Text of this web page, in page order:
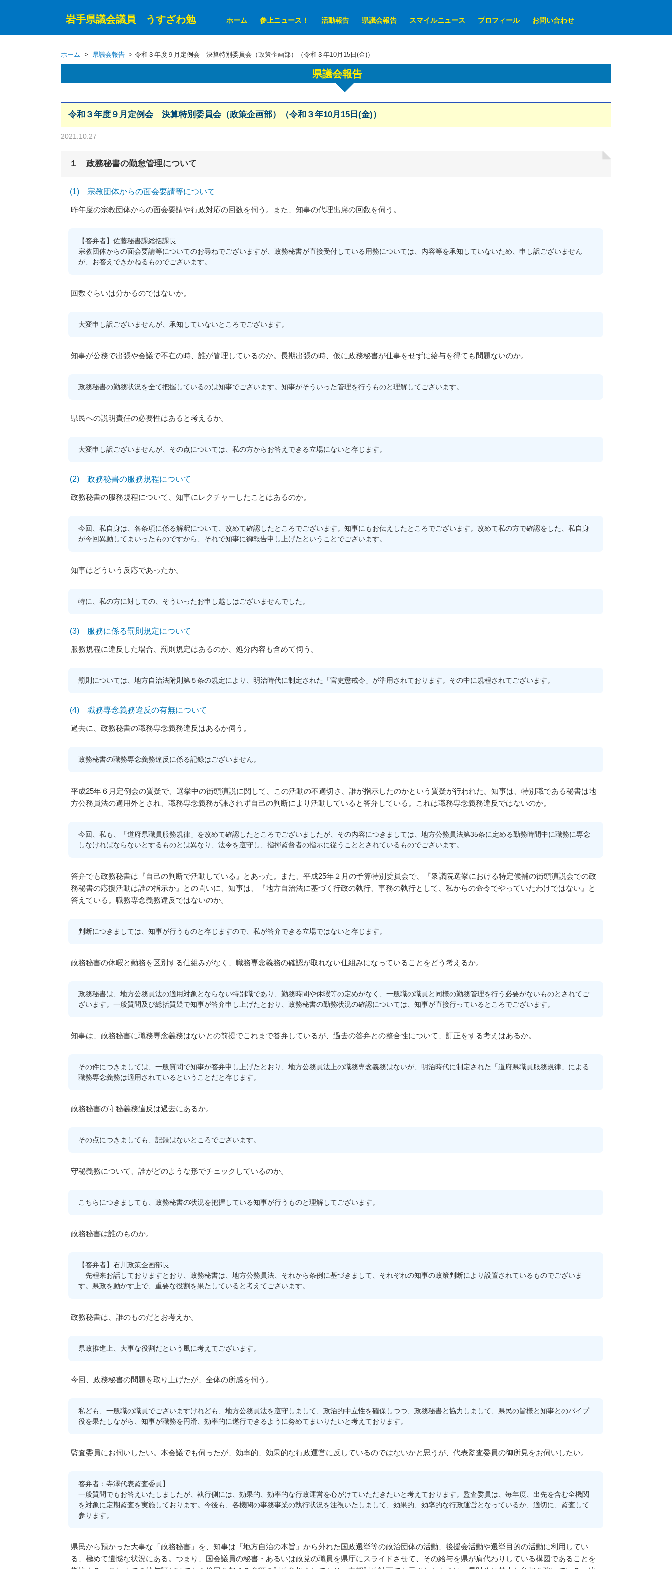
岩手県議会議員 うすざわ勉 ホーム 参上ニュース！ 活動報告 県議会報告 スマイルニュース プロフィール お問い合わせ
ホーム > 県議会報告 > 令和３年度９月定例会 決算特別委員会（政策企画部）（令和３年10月15日(金)）
県議会報告
令和３年度９月定例会 決算特別委員会（政策企画部）（令和３年10月15日(金)）
2021.10.27
１ 政務秘書の勤怠管理について
(1) 宗教団体からの面会要請等について
昨年度の宗教団体からの面会要請や行政対応の回数を伺う。また、知事の代理出席の回数を伺う。
【答弁者】佐藤秘書課総括課長
宗教団体からの面会要請等についてのお尋ねでございますが、政務秘書が直接受付している用務については、内容等を承知していないため、申し訳ございません
が、お答えできかねるものでございます。
回数ぐらいは分かるのではないか。
大変申し訳ございませんが、承知していないところでございます。
知事が公務で出張や会議で不在の時、誰が管理しているのか。長期出張の時、仮に政務秘書が仕事をせずに給与を得ても問題ないのか。
政務秘書の勤務状況を全て把握しているのは知事でございます。知事がそういった管理を行うものと理解してございます。
県民への説明責任の必要性はあると考えるか。
大変申し訳ございませんが、その点については、私の方からお答えできる立場にないと存じます。
(2) 政務秘書の服務規程について
政務秘書の服務規程について、知事にレクチャーしたことはあるのか。
今回、私自身は、各条項に係る解釈について、改めて確認したところでございます。知事にもお伝えしたところでございます。改めて私の方で確認をした、私自身
が今回異動してまいったものですから、それで知事に御報告申し上げたということでございます。
知事はどういう反応であったか。
特に、私の方に対しての、そういったお申し越しはございませんでした。
(3) 服務に係る罰則規定について
服務規程に違反した場合、罰則規定はあるのか、処分内容も含めて伺う。
罰則については、地方自治法附則第５条の規定により、明治時代に制定された「官吏懲戒令」が準用されております。その中に規程されてございます。
(4) 職務専念義務違反の有無について
過去に、政務秘書の職務専念義務違反はあるか伺う。
政務秘書の職務専念義務違反に係る記録はございません。
平成25年６月定例会の質疑で、選挙中の街頭演説に関して、この活動の不適切さ、誰が指示したのかという質疑が行われた。知事は、特別職である秘書は地
方公務員法の適用外とされ、職務専念義務が課されず自己の判断により活動していると答弁している。これは職務専念義務違反ではないのか。
今回、私も、「道府県職員服務規律」を改めて確認したところでございましたが、その内容につきましては、地方公務員法第35条に定める勤務時間中に職務に専念
しなければならないとするものとは異なり、法令を遵守し、指揮監督者の指示に従うこととされているものでございます。
答弁でも政務秘書は『自己の判断で活動している』とあった。また、平成25年２月の予算特別委員会で、『衆議院選挙における特定候補の街頭演説会での政
務秘書の応援活動は誰の指示か』との問いに、知事は、『地方自治法に基づく行政の執行、事務の執行として、私からの命令でやっていたわけではない』と
答えている。職務専念義務違反ではないのか。
判断につきましては、知事が行うものと存じますので、私が答弁できる立場ではないと存じます。
政務秘書の休暇と勤務を区別する仕組みがなく、職務専念義務の確認が取れない仕組みになっていることをどう考えるか。
政務秘書は、地方公務員法の適用対象とならない特別職であり、勤務時間や休暇等の定めがなく、一般職の職員と同様の勤務管理を行う必要がないものとされてご
ざいます。一般質問及び総括質疑で知事が答弁申し上げたとおり、政務秘書の勤務状況の確認については、知事が直接行っているところでございます。
知事は、政務秘書に職務専念義務はないとの前提でこれまで答弁しているが、過去の答弁との整合性について、訂正をする考えはあるか。
その件につきましては、一般質問で知事が答弁申し上げたとおり、地方公務員法上の職務専念義務はないが、明治時代に制定された「道府県職員服務規律」による
職務専念義務は適用されているということだと存じます。
政務秘書の守秘義務違反は過去にあるか。
その点につきましても、記録はないところでございます。
守秘義務について、誰がどのような形でチェックしているのか。
こちらにつきましても、政務秘書の状況を把握している知事が行うものと理解してございます。
政務秘書は誰のものか。
【答弁者】石川政策企画部長
先程来お話しておりますとおり、政務秘書は、地方公務員法、それから条例に基づきまして、それぞれの知事の政策判断により設置されているものでございま
す。県政を動かす上で、重要な役割を果たしていると考えてございます。
政務秘書は、誰のものだとお考えか。
県政推進上、大事な役割だという風に考えてございます。
今回、政務秘書の問題を取り上げたが、全体の所感を伺う。
私ども、一般職の職員でございますけれども、地方公務員法を遵守しまして、政治的中立性を確保しつつ、政務秘書と協力しまして、県民の皆様と知事とのパイプ
役を果たしながら、知事が職務を円滑、効率的に遂行できるように努めてまいりたいと考えております。
監査委員にお伺いしたい。本会議でも伺ったが、効率的、効果的な行政運営に反しているのではないかと思うが、代表監査委員の御所見をお伺いしたい。
答弁者：寺澤代表監査委員】
一般質問でもお答えいたしましたが、執行側には、効果的、効率的な行政運営を心がけていただきたいと考えております。監査委員は、毎年度、出先を含む全機関
を対象に定期監査を実施しております。今後も、各機関の事務事業の執行状況を注視いたしまして、効果的、効率的な行政運営となっているか、適切に、監査して
参ります。
県民から預かった大事な「政務秘書」を、知事は『地方自治の本旨』から外れた国政選挙等の政治団体の活動、後援会活動や選挙目的の活動に利用してい
る、極めて遺憾な状況にある。つまり、国会議員の秘書・あるいは政党の職員を県庁にスライドさせて、その給与を県が肩代わりしている構図であることを